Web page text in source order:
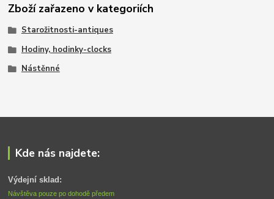
Zboží zařazeno v kategoriích
Starožitnosti-antiques
Hodiny, hodinky-clocks
Nástěnné
Kde nás najdete:
Výdejní sklad:
Návštěva pouze po dohodě předem